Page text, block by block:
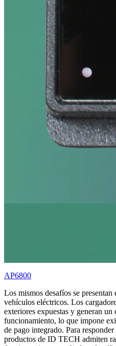
AP6800
Los mismos desafíos se
vehículos eléctricos. Los
exteriores expuestas y generan
funcionamiento, lo que impone
de pago integrado. Para
productos de ID TECH admiten